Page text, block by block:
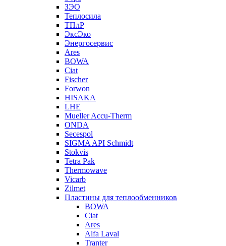
ЗЭО
Теплосила
ТПлР
ЭксЭко
Энергосервис
Ares
BOWA
Ciat
Fischer
Forwon
HISAKA
LHE
Mueller Accu-Therm
ONDA
Secespol
SIGMA API Schmidt
Stokvis
Tetra Pak
Thermowave
Vicarb
Zilmet
Пластины для теплообменников
BOWA
Ciat
Ares
Alfa Laval
Tranter